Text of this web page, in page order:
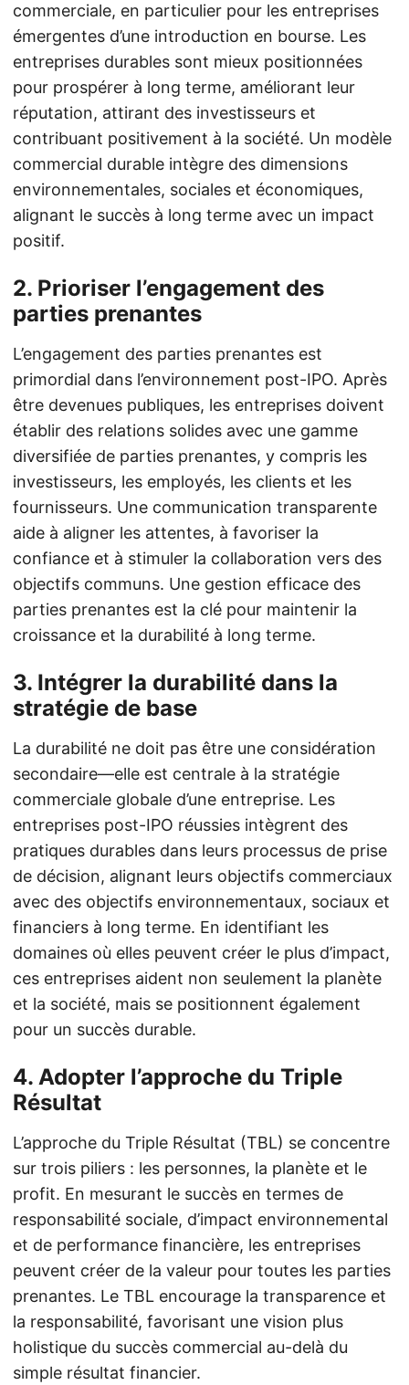
commerciale, en particulier pour les entreprises
émergentes d’une introduction en bourse. Les
entreprises durables sont mieux positionnées
pour prospérer à long terme, améliorant leur
réputation, attirant des investisseurs et
contribuant positivement à la société. Un modèle
commercial durable intègre des dimensions
environnementales, sociales et économiques,
alignant le succès à long terme avec un impact
positif.
2. Prioriser l’engagement des
parties prenantes
L’engagement des parties prenantes est
primordial dans l’environnement post-IPO. Après
être devenues publiques, les entreprises doivent
établir des relations solides avec une gamme
diversifiée de parties prenantes, y compris les
investisseurs, les employés, les clients et les
fournisseurs. Une communication transparente
aide à aligner les attentes, à favoriser la
confiance et à stimuler la collaboration vers des
objectifs communs. Une gestion efficace des
parties prenantes est la clé pour maintenir la
croissance et la durabilité à long terme.
3. Intégrer la durabilité dans la
stratégie de base
La durabilité ne doit pas être une considération
secondaire—elle est centrale à la stratégie
commerciale globale d’une entreprise. Les
entreprises post-IPO réussies intègrent des
pratiques durables dans leurs processus de prise
de décision, alignant leurs objectifs commerciaux
avec des objectifs environnementaux, sociaux et
financiers à long terme. En identifiant les
domaines où elles peuvent créer le plus d’impact,
ces entreprises aident non seulement la planète
et la société, mais se positionnent également
pour un succès durable.
4. Adopter l’approche du Triple
Résultat
L’approche du Triple Résultat (TBL) se concentre
sur trois piliers : les personnes, la planète et le
profit. En mesurant le succès en termes de
responsabilité sociale, d’impact environnemental
et de performance financière, les entreprises
peuvent créer de la valeur pour toutes les parties
prenantes. Le TBL encourage la transparence et
la responsabilité, favorisant une vision plus
holistique du succès commercial au-delà du
simple résultat financier.